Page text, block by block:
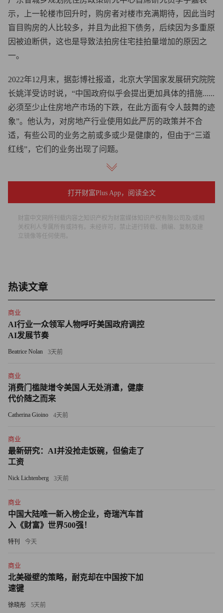
示，上一轮楼市回升时，购房者对楼市充满期待，因此当时
盲目购房的人比较多，并且为此担下债务，后续因为多重原
因被迫断供，这也是导致法拍房住宅挂拍量增加的原因之
一。
2022年12月末，据彭博社报道，北京大学国家发展研究院院
长姚洋受访时说，“中国政府似乎会提出更加具体的措施......
必须至少止住房地产市场的下跌，在此方面有令人鼓舞的迹
象”。他认为，对房地产行业使用如此严厉的政策并不合
适，有些公司的业务之前或多或少是健康的，但由于“三道
红线”，它们的业务出现了问题。
根据央行、银保监会在1月5日下发的通知，对于新建商品房
决定维持、下调或取消首房贷款利率下限。这一政策为降低
房贷利率打开了大门，1月29日郑州打响了下调个人房贷利
在包括低利率在内的一系列优惠政策吸引下，近期购房者进
析人士认为，目前“小阳春”的持续性面临挑战。
场只会呈现弱复苏，不太可能出现大幅度反弹，特别是房价
何，可以预见的是，市场回暖会是一个漫长的过程。
暖风下，2023年房地产市场的下行斜率可能会有明显放缓，
但是长期趋势或难以发生根本性扭转。
花旗集团分析师预计，2023年房地产销量将再下降25%，因
需求端出现小阳春的另一面，是供给端的普遍“躺平”，尤其
是民营房企。
应将产生直接影响。中指研究院的数据显示，2022年，
TOP100企业拿地总额12975亿元，同比下降48.9%，全年整
体拿地低迷。
打开财富Plus App，阅读全文
财富中文网所刊载内容之知识产权为财富媒体知识产权有限公司及/或相
关权利人专属所有或持有。未经许可，禁止进行转载、摘编、复制及建
立镜像等任何使用。
热读文章
商业
AI行业一众领军人物呼吁美国政府调控
AI发展节奏
Beatrice Nolan 3天前
商业
消费门槛陡增令美国人无处消遣，健康
代价随之而来
Catherina Gioino 4天前
商业
最新研究：AI并没抢走饭碗，但偷走了
工资
Nick Lichtenberg 3天前
商业
中国大陆唯一新入榜企业，奇瑞汽车首
入《财富》世界500强！
特刊 今天
商业
北美碰壁的策略，耐克却在中国按下加
速键
徐晓彤 5天前